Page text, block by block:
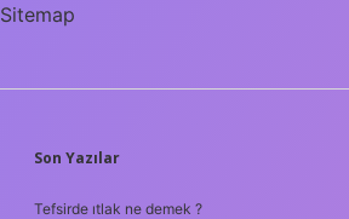
Sitemap
SIDEBAR
Son Yazılar
Tefsirde ıtlak ne demek ?